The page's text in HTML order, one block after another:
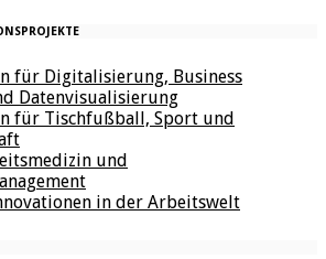
für Digitalisierung, Business
Datenvisualisierung
für Tischfußball, Sport und
und
in der Arbeitswelt